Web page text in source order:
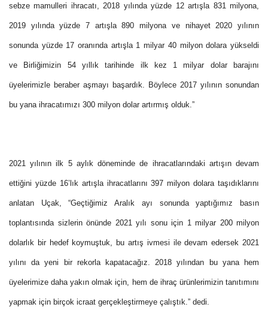
sebze mamulleri ihracatı, 2018 yılında yüzde 12 artışla 831 milyona,
2019 yılında yüzde 7 artışla 890 milyona ve nihayet 2020 yılının
sonunda yüzde 17 oranında artışla 1 milyar 40 milyon dolara yükseldi
ve Birliğimizin 54 yıllık tarihinde ilk kez 1 milyar dolar barajını
üyelerimizle beraber aşmayı başardık. Böylece 2017 yılının sonundan
bu yana ihracatımızı 300 milyon dolar artırmış olduk.”
2021 yılının ilk 5 aylık döneminde de ihracatlarındaki artışın devam
ettiğini yüzde 16’lık artışla ihracatlarını 397 milyon dolara taşıdıklarını
anlatan Uçak, “Geçtiğimiz Aralık ayı sonunda yaptığımız basın
toplantısında sizlerin önünde 2021 yılı sonu için 1 milyar 200 milyon
dolarlık bir hedef koymuştuk, bu artış ivmesi ile devam edersek 2021
yılını da yeni bir rekorla kapatacağız. 2018 yılından bu yana hem
üyelerimize daha yakın olmak için, hem de ihraç ürünlerimizin tanıtımını
yapmak için birçok icraat gerçekleştirmeye çalıştık.” dedi.